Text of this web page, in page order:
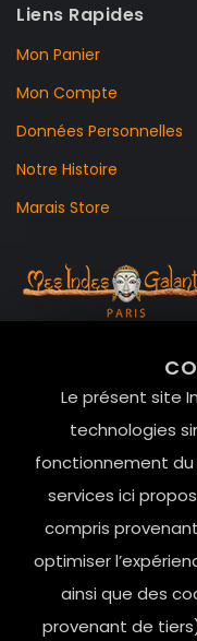
Le présent site
technologies
fonctionnement
services ici
compris
optimiser
ainsi que des
provenant de
Liens Rapides
Mon Panier
Mon Compte
Données Personnelles
Notre Histoire
Marais Store
Le Marais, 75004
01.42.72.42.51